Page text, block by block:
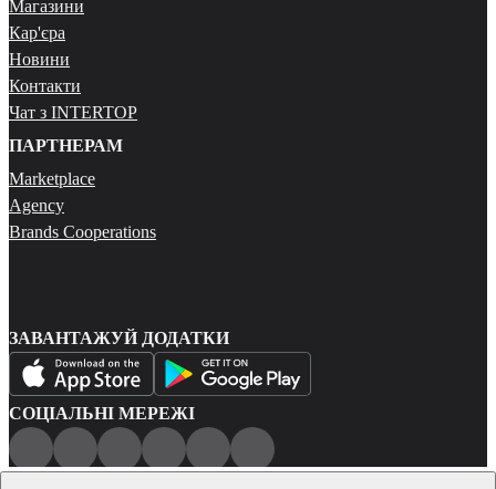
Магазини
Кар'єра
Новини
Контакти
Чат з INTERTOP
ПАРТНЕРАМ
Marketplace
Agency
Brands Cooperations
ЗАВАНТАЖУЙ ДОДАТКИ
СОЦІАЛЬНІ МЕРЕЖІ